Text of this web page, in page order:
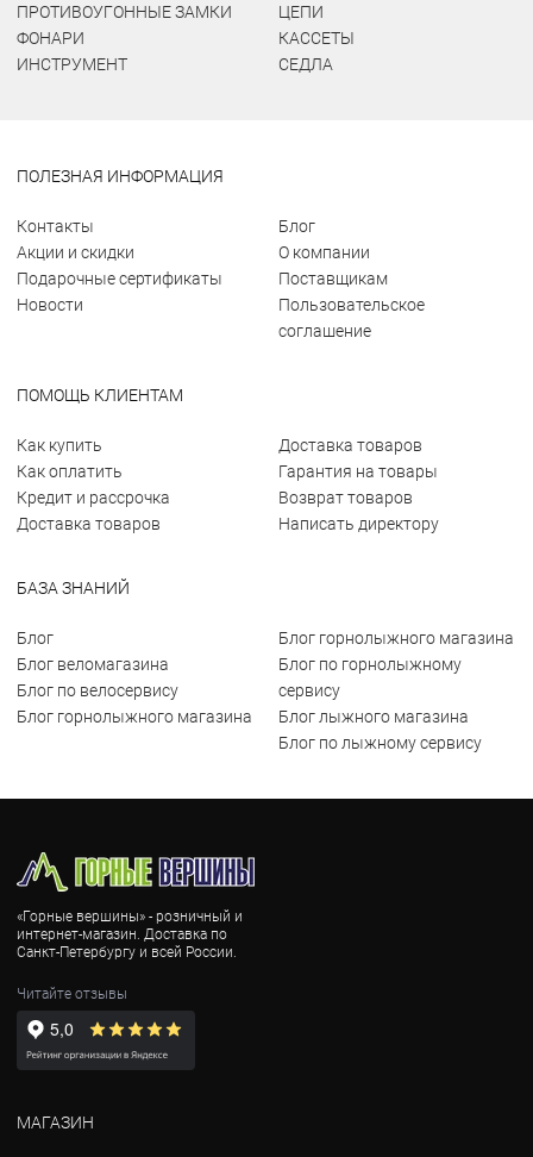
ПРОТИВОУГОННЫЕ ЗАМКИ
ФОНАРИ
ИНСТРУМЕНТ
ЦЕПИ
КАССЕТЫ
СЕДЛА
ПОЛЕЗНАЯ ИНФОРМАЦИЯ
Контакты
Акции и скидки
Подарочные сертификаты
Новости
Блог
О компании
Поставщикам
Пользовательское
соглашение
ПОМОЩЬ КЛИЕНТАМ
Как купить
Как оплатить
Кредит и рассрочка
Доставка товаров
Доставка товаров
Гарантия на товары
Возврат товаров
Написать директору
БАЗА ЗНАНИЙ
Блог
Блог веломагазина
Блог по велосервису
Блог горнолыжного магазина
Блог горнолыжного магазина
Блог по горнолыжному
сервису
Блог лыжного магазина
Блог по лыжному сервису
«Горные вершины» - розничный и
интернет-магазин. Доставка по
Санкт-Петербургу и всей России.
Читайте отзывы
МАГАЗИН